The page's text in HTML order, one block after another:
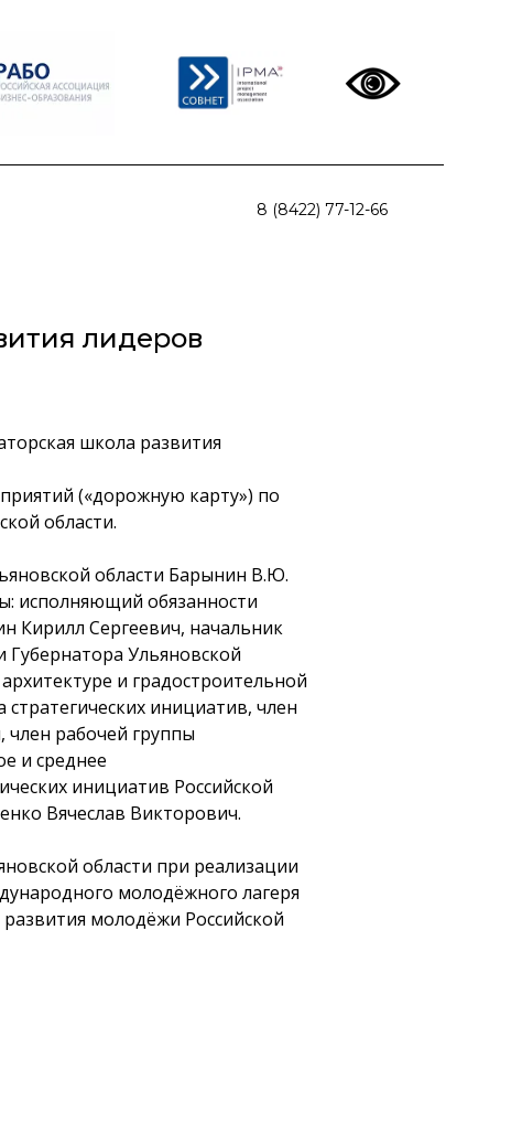
8 (8422) 77-12-66
лидеров
школа развития
(«дорожную карту») по
области.
области Барынин В.Ю.
исполняющий обязанности
Кирилл Сергеевич, начальник
Ульяновской
и градостроительной
инициатив, член
рабочей группы
и среднее
инициатив Российской
Вячеслав Викторович.
области при реализации
молодёжного лагеря
молодёжи Российской